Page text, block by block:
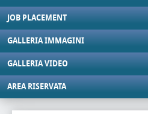
JOB PLACEMENT
GALLERIA IMMAGINI
GALLERIA VIDEO
AREA RISERVATA